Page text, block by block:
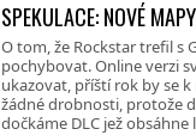
SPEKULACE: NOVÉ
O tom, že Rockstar trefil s
pochybovat. Online verzi
ukazovat, příští rok by se
žádné drobnosti, protože
dočkáme DLC jež